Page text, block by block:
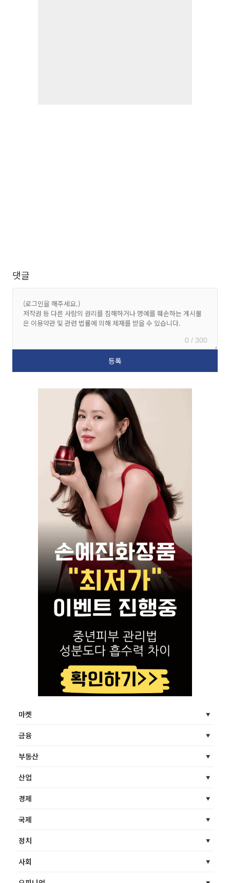
댓글
0 / 300
마켓
금융
부동산
산업
경제
국제
정치
사회